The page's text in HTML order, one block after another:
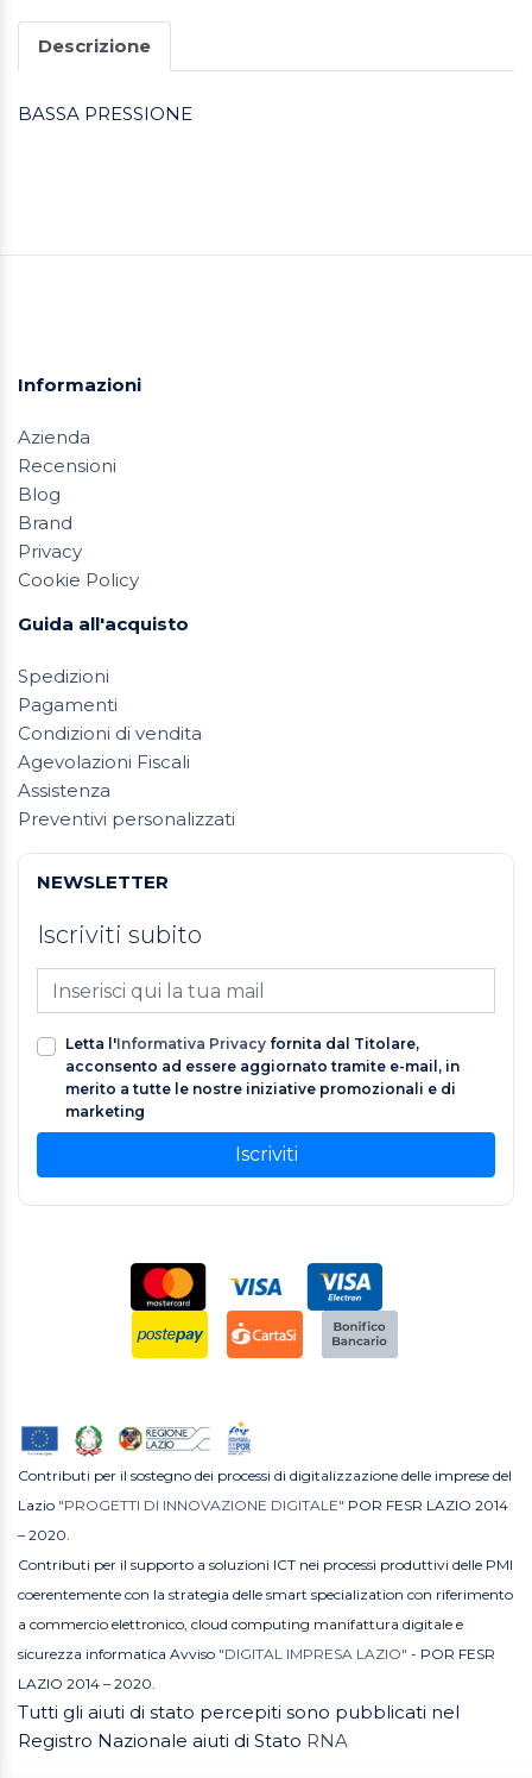
Descrizione
BASSA PRESSIONE
Informazioni
Azienda
Recensioni
Blog
Brand
Privacy
Cookie Policy
Guida all'acquisto
Spedizioni
Pagamenti
Condizioni di vendita
Agevolazioni Fiscali
Assistenza
Preventivi personalizzati
NEWSLETTER
Iscriviti subito
Letta l'Informativa Privacy fornita dal Titolare,
acconsento ad essere aggiornato tramite e-mail, in
merito a tutte le nostre iniziative promozionali e di
marketing
Iscriviti
Contributi per il sostegno dei processi di digitalizzazione delle imprese del
Lazio "PROGETTI DI INNOVAZIONE DIGITALE" POR FESR LAZIO 2014
– 2020.
Contributi per il supporto a soluzioni ICT nei processi produttivi delle PMI
coerentemente con la strategia delle smart specialization con riferimento
a commercio elettronico, cloud computing manifattura digitale e
sicurezza informatica Avviso "DIGITAL IMPRESA LAZIO" - POR FESR
LAZIO 2014 – 2020.
Tutti gli aiuti di stato percepiti sono pubblicati nel
Registro Nazionale aiuti di Stato RNA